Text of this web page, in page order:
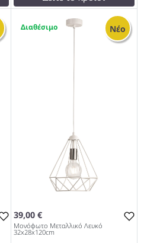
testFalse
Νέο
39,00 €
Μονόφωτο Μεταλλικό Λευκό
32x28x120cm